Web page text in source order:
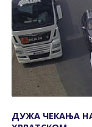
ДУЖА ЧЕКАЊА